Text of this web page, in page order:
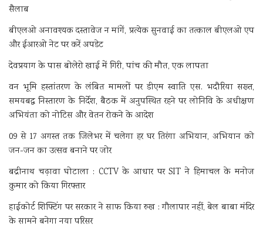
सैलाब
बीएलओ अनावश्यक दस्तावेज न मांगें, प्रत्येक सुनवाई का तत्काल बीएलओ एप
और ईआरओ नेट पर करें अपडेट
देवप्रयाग के पास बोलेरो खाई में गिरी, पांच की मौत, एक लापता
वन भूमि हस्तांतरण के लंबित मामलों पर डीएम स्वाति एस. भदौरिया सख्त,
समयबद्ध निस्तारण के निर्देश, बैठक में अनुपस्थित रहने पर लोनिवि के अधीक्षण
अभियंता को नोटिस और वेतन रोकने के आदेश
09 से 17 अगस्त तक जिलेभर में चलेगा हर घर तिरंगा अभियान, अभियान को
जन-जन का उत्सव बनाने पर जोर
बद्रीनाथ चढ़ावा घोटाला : CCTV के आधार पर SIT ने हिमाचल के मनोज
कुमार को किया गिरफ्तार
हाईकोर्ट शिफ्टिंग पर सरकार ने साफ किया रुख : गौलापार नहीं, बेल बाबा मंदिर
के सामने बनेगा नया परिसर